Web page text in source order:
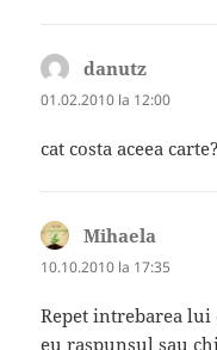
danutz
01.02.2010 la 12:00
cat costa aceea carte?
Mihaela
10.10.2010 la 17:35
Repet intrebarea lui
eu raspunsul sau